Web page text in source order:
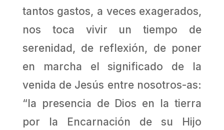
tantos gastos, a veces exagerados,
nos toca vivir un tiempo de
serenidad, de reflexión, de poner
en marcha el significado de la
venida de Jesús entre nosotros-as:
“la presencia de Dios en la tierra
por la Encarnación de su Hijo